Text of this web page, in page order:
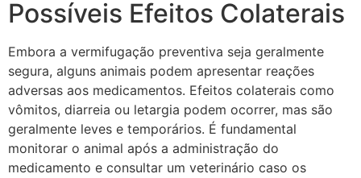
Possíveis Efeitos Colaterais
Embora a vermifugação preventiva seja geralmente
segura, alguns animais podem apresentar reações
adversas aos medicamentos. Efeitos colaterais como
vômitos, diarreia ou letargia podem ocorrer, mas são
geralmente leves e temporários. É fundamental
monitorar o animal após a administração do
medicamento e consultar um veterinário caso os